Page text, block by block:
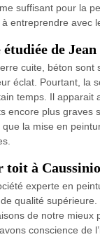
suffisant pour la
entreprendre avec
de
cuite, béton
éclat. Pourtant, la
temps. Il
encore plus
la mise en
toit à
experte en
qualité
de notre
conscience de